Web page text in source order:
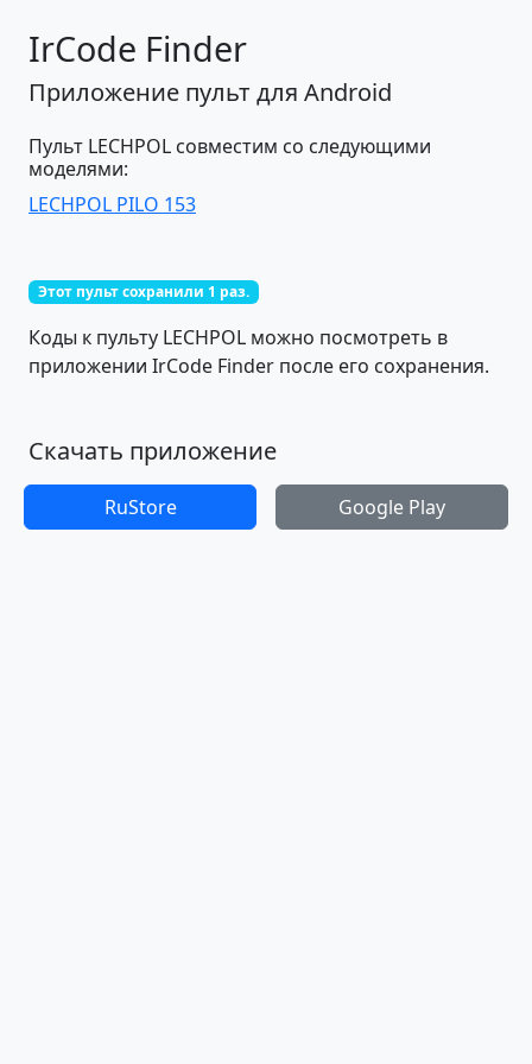
IrCode Finder
Приложение пульт для Android
Пульт LECHPOL совместим со следующими
моделями:
LECHPOL PILO 153
Этот пульт сохранили 1 раз.
Коды к пульту LECHPOL можно посмотреть в
приложении IrCode Finder после его сохранения.
Скачать приложение
RuStore Google Play